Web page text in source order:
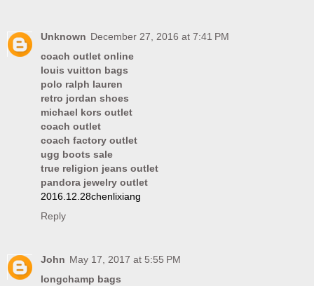
Unknown December 27, 2016 at 7:41 PM
coach outlet online
louis vuitton bags
polo ralph lauren
retro jordan shoes
michael kors outlet
coach outlet
coach factory outlet
ugg boots sale
true religion jeans outlet
pandora jewelry outlet
2016.12.28chenlixiang
Reply
John May 17, 2017 at 5:55 PM
longchamp bags